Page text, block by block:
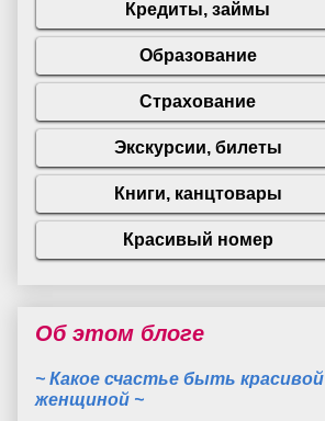
Об этом блоге
~ Какое счастье быть красивой
женщиной ~